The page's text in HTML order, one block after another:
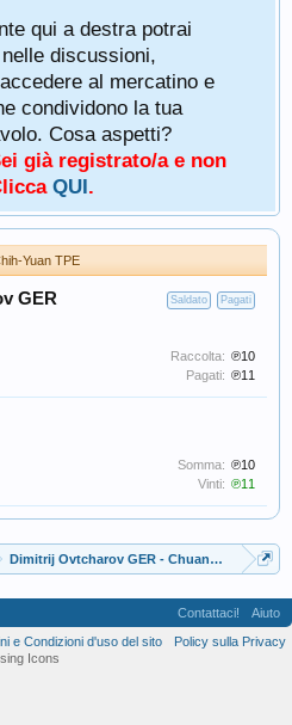
qui a destra potrai
discussioni,
al mercatino e
condividono la tua
Cosa aspetti?
già registrato/a e non
QUI.
Yuan TPE
Pagati
Saldato
GER
Raccolta: ℗10
Pagati: ℗11
Somma: ℗10
Vinti: ℗11
Dimitrij Ovtcharov GER - Chuang Chih-Yuan
Contattaci!
Aiuto
e Condizioni d'uso del sito
Policy sulla Privacy
Icons